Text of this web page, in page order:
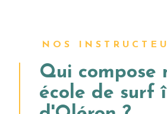
NOS
Qui compose
école de surf